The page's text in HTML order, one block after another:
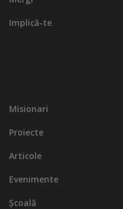
Implică-te
Misionari
Proiecte
Articole
Evenimente
Școală